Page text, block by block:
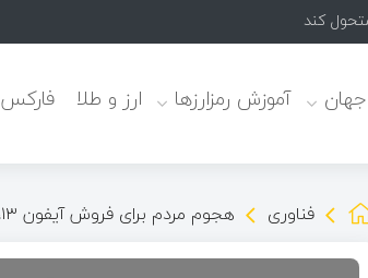
جهان آموزش رمزارزها ارز و طلا فارکس
فناوری هجوم مردم برای فروش آیفون ۱۳، پس از خبر اعلام آزادسازی رجیستری آیفون